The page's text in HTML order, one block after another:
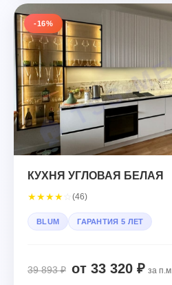
-16%
КУХНЯ УГЛОВАЯ БЕЛАЯ
★★★★ (46)
BLUM ГАРАНТИЯ 5 ЛЕТ
39 893 ₽ от 33 320 ₽ за п.м.